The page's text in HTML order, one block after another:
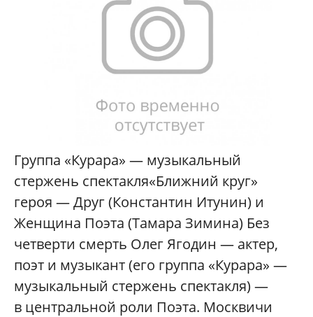
Группа «Курара» — музыкальный
стержень спектакля«Ближний круг»
героя — Друг (Константин Итунин) и
Женщина Поэта (Тамара Зимина) Без
четверти смерть Олег Ягодин — актер,
поэт и музыкант (его группа «Курара» —
музыкальный стержень спектакля) —
в центральной роли Поэта. Москвичи